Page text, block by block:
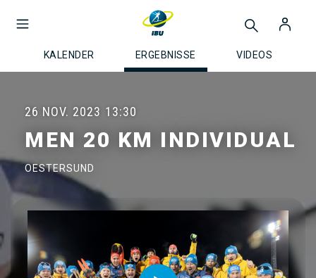
KALENDER ERGEBNISSE VIDEOS
26 NOV. 2023 13:30
MEN 20 KM INDIVIDUAL
OESTERSUND